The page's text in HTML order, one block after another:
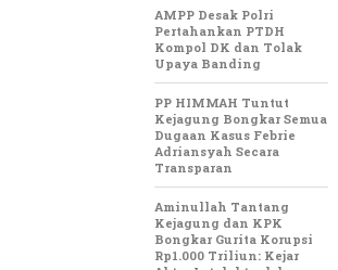
AMPP Desak Polri
Pertahankan PTDH
Kompol DK dan Tolak
Upaya Banding
PP HIMMAH Tuntut
Kejagung Bongkar Semua
Dugaan Kasus Febrie
Adriansyah Secara
Transparan
Aminullah Tantang
Kejagung dan KPK
Bongkar Gurita Korupsi
Rp1.000 Triliun: Kejar